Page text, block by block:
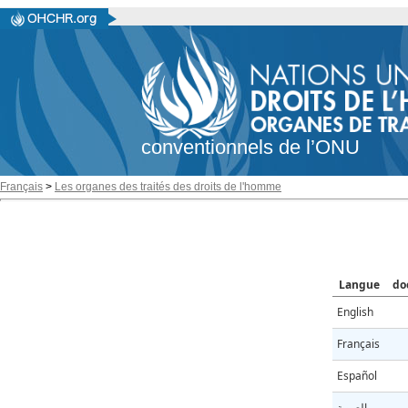
conventionnels de l’ONU
Français > Les organes des traités des droits de l'homme
Langue
English
Français
Español